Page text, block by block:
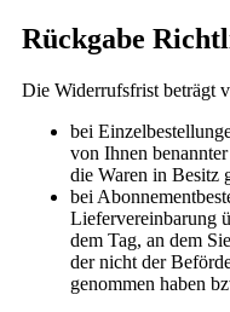
Rückgabe
Die Widerrufsfrist beträgt
bei
von Ihnen
die Waren in Besitz
bei
Liefervereinbarung
dem Tag, an dem
der nicht der
genommen haben